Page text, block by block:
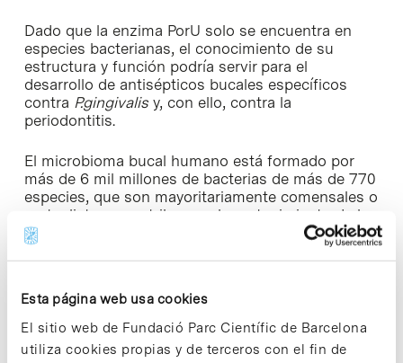
Esta página web usa cookies
El sitio web de Fundació Parc Científic de Barcelona
utiliza cookies propias y de terceros con el fin de
Dado que la enzima PorU solo se encuentra en
especies bacterianas, el conocimiento de su
estructura y función podría servir para el
desarrollo de antisépticos bucales específicos
contra P.gingivalisy, con ello, contra la
periodontitis.
El microbioma bucal humano está formado por
más de 6 mil millones de bacterias de más de 770
especies, que son mayoritariamente comensales o
mutualistas y contribuyen al mantenimiento de la
homeostasis y la buena salud oral. Sin embargo,
una dieta inadecuada y una higiene insuficiente
especies patogénicas y oportunistas, que
sobrepasan en número a las especies
beneficiosas y toman el control del microbioma
oral. Esto conduce, a su vez, a la aparición de